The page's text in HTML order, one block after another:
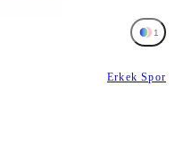
1
Erkek Spor